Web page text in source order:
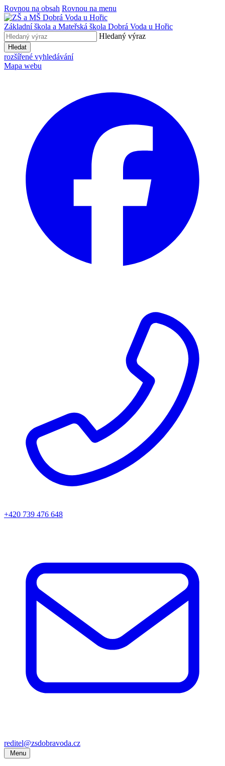
Rovnou na obsah Rovnou na menu
Základní škola a Mateřská škola Dobrá Voda u Hořic
Hledaný výraz
Hledat
rozšířené vyhledávání
Mapa webu
+420 739 476 648
reditel@zsdobravoda.cz
Menu